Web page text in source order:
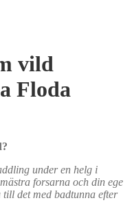
vild
Floda
under en helg i
forsarna och din ege
det med badtunna efter